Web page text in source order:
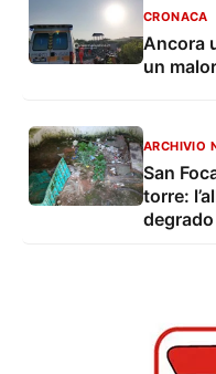
CRONACA
Ancora
un
ARCHIVIO
San
torre: